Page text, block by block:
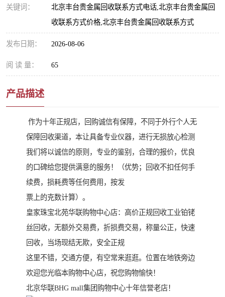
关键词：
北京丰台贵金属回收联系方式电话,北京丰台贵金属回
收联系方式价格,北京丰台贵金属回收联系方式
发布日期： 2026-08-06
阅 读 量： 65
产品描述
作为十年正规店，回购诚信有保障，不同于外行个人无
保障回收渠道，本让具备专业仪器，进行无损放心检测
我们将以诚信的原则，专业的鉴别，合理的报价，优良
的口碑给您提供满意的服务！（优势；回收不扣任何手
续费，损耗费等任何费用，按发
票上的克数计算）。
皇家珠宝北苑华联购物中心店：高价正规回收工业铂铑
丝回收，无额外交易费，折损费交易，称量公正，快速
回收，当场现结无欺，安全正规
这里不错，交通方便，有空常来逛逛。位置在地铁旁边
欢迎您光临本购物中心店，祝您购物愉快！
北京华联BHG mall集团购物中心十年信誉老店！